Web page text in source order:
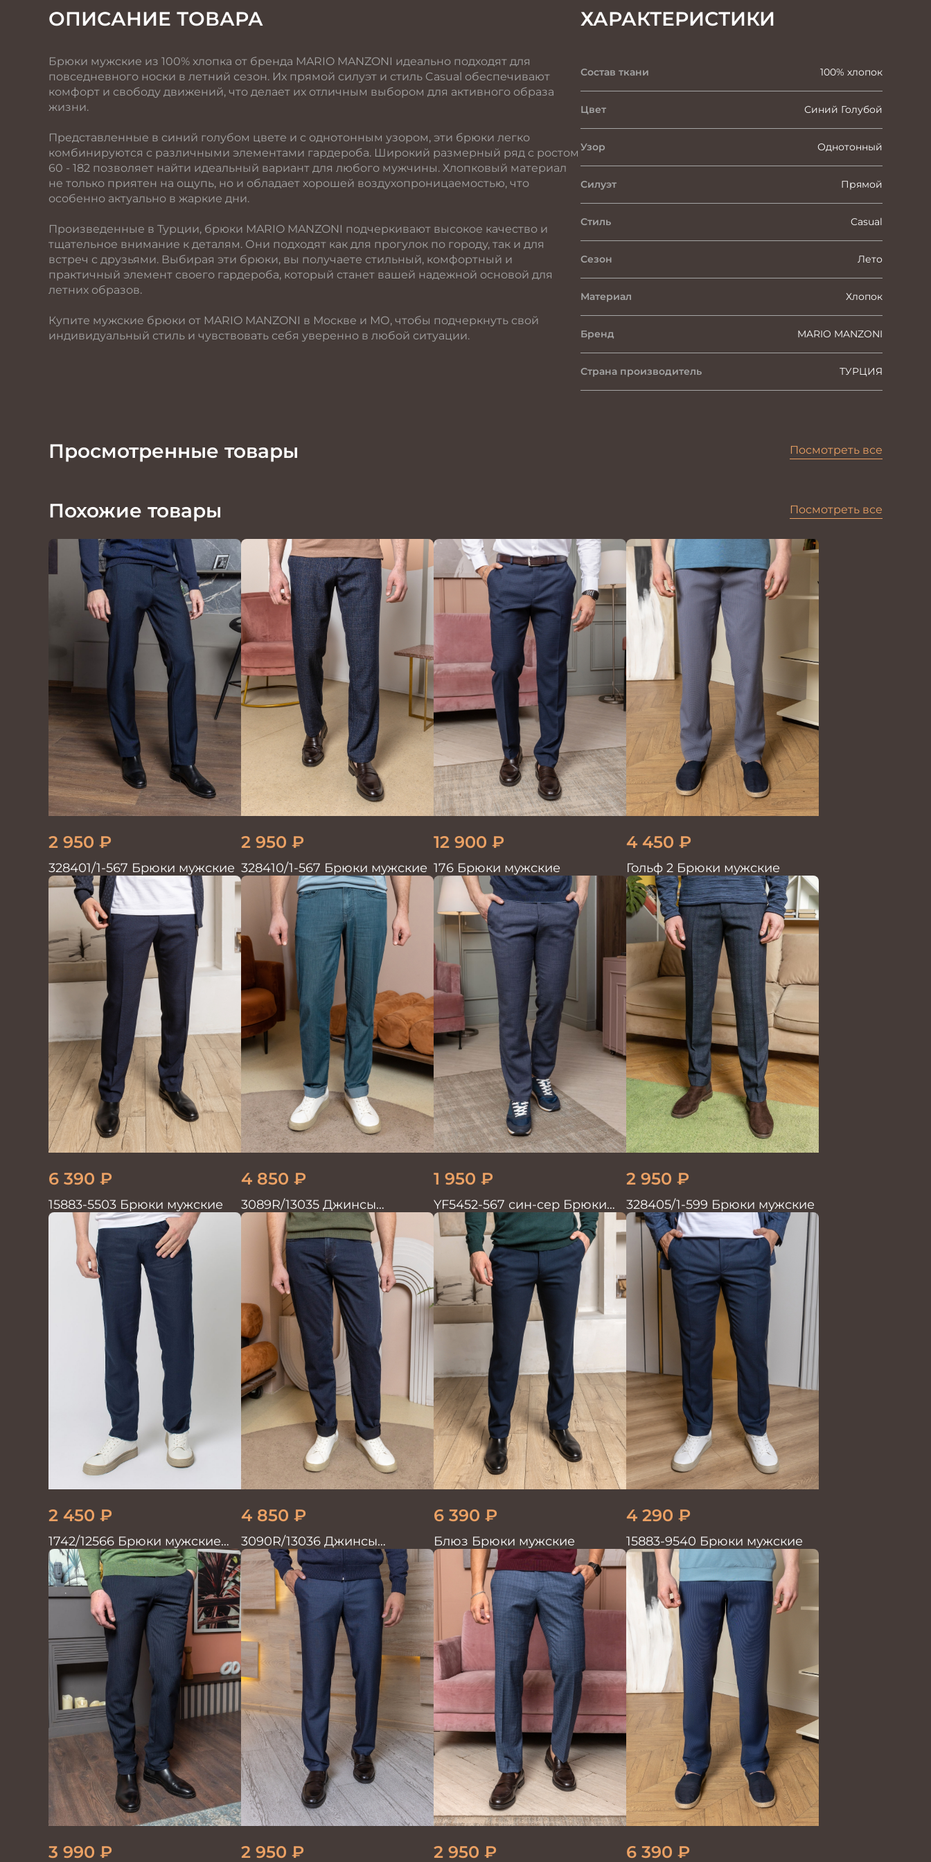
ОПИСАНИЕ ТОВАРА
Брюки мужские из 100% хлопка от бренда MARIO MANZONI идеально подходят для
повседневного носки в летний сезон. Их прямой силуэт и стиль Casual обеспечивают
комфорт и свободу движений, что делает их отличным выбором для активного образа
жизни.
Представленные в синий голубом цвете и с однотонным узором, эти брюки легко
комбинируются с различными элементами гардероба. Широкий размерный ряд с ростом
60 - 182 позволяет найти идеальный вариант для любого мужчины. Хлопковый материал
не только приятен на ощупь, но и обладает хорошей воздухопроницаемостью, что
особенно актуально в жаркие дни.
Произведенные в Турции, брюки MARIO MANZONI подчеркивают высокое качество и
тщательное внимание к деталям. Они подходят как для прогулок по городу, так и для
встреч с друзьями. Выбирая эти брюки, вы получаете стильный, комфортный и
практичный элемент своего гардероба, который станет вашей надежной основой для
летних образов.
Купите мужские брюки от MARIO MANZONI в Москве и МО, чтобы подчеркнуть свой
индивидуальный стиль и чувствовать себя уверенно в любой ситуации.
ХАРАКТЕРИСТИКИ
Состав ткани 100% хлопок
Цвет Синий Голубой
Узор Однотонный
Силуэт Прямой
Стиль Casual
Сезон Лето
Материал Хлопок
Бренд MARIO MANZONI
Страна производитель ТУРЦИЯ
Просмотренные товары Посмотреть все
Похожие товары Посмотреть все
2 950 ₽
328401/1-567 Брюки мужские
2 950 ₽
328410/1-567 Брюки мужские
12 900 ₽
176 Брюки мужские
4 450 ₽
Гольф 2 Брюки мужские
6 390 ₽
15883-5503 Брюки мужские
4 850 ₽
3089R/13035 Джинсы
мужские
1 950 ₽
YF5452-567 син-сер Брюки
мужские
2 950 ₽
328405/1-599 Брюки мужские
2 450 ₽
1742/12566 Брюки мужские
100%лён т.синие
4 850 ₽
3090R/13036 Джинсы
мужские т.синий
6 390 ₽
Блюз Брюки мужские
4 290 ₽
15883-9540 Брюки мужские
3 990 ₽ 2 950 ₽ 2 950 ₽ 6 390 ₽